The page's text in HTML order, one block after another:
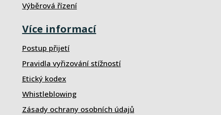
Výběrová řízení
Více informací
Postup přijetí
Pravidla vyřizování stížností
Etický kodex
Whistleblowing
Zásady ochrany osobních údajů